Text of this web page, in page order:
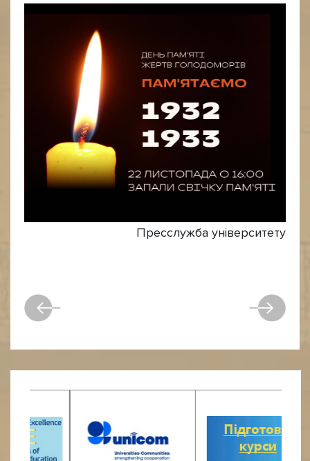
Пресслужба університету